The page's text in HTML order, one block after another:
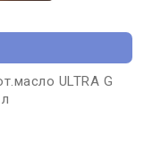
ULTRA G